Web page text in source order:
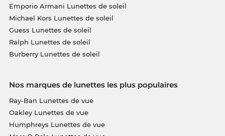
Emporio Armani Lunettes de soleil
Michael Kors Lunettes de soleil
Guess Lunettes de soleil
Ralph Lunettes de soleil
Burberry Lunettes de soleil
Nos marques de lunettes les plus populaires
Ray-Ban Lunettes de vue
Oakley Lunettes de vue
Humphreys Lunettes de vue